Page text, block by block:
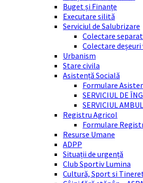
Buget și Finanțe
Executare silită
Serviciul de Salubrizare
Colectare
Colectare
Urbanism
Stare civila
Asistență Socială
Formulare
SERVICIUL DE
SERVICIUL
Registru Agricol
Formulare
Resurse Umane
ADPP
Situații de urgență
Club Sportiv Lumina
Cultură, Sport si